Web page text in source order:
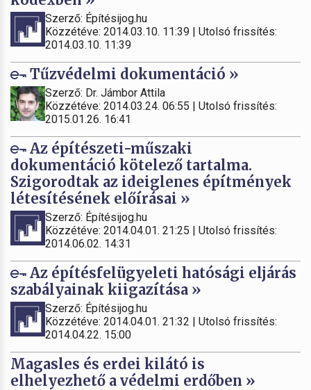
Szerző: Építésijog.hu
Közzétéve: 2014.03.10. 11:39 | Utolsó frissítés:
2014.03.10. 11:39
Tűzvédelmi dokumentáció »
Szerző: Dr. Jámbor Attila
Közzétéve: 2014.03.24. 06:55 | Utolsó frissítés:
2015.01.26. 16:41
Az építészeti-műszaki
dokumentáció kötelező tartalma.
Szigorodtak az ideiglenes építmények
létesítésének előírásai »
Szerző: Építésijog.hu
Közzétéve: 2014.04.01. 21:25 | Utolsó frissítés:
2014.06.02. 14:31
Az építésfelügyeleti hatósági eljárás
szabályainak kiigazítása »
Szerző: Építésijog.hu
Közzétéve: 2014.04.01. 21:32 | Utolsó frissítés:
2014.04.22. 15:00
Magasles és erdei kilátó is
elhelyezhető a védelmi erdőben »